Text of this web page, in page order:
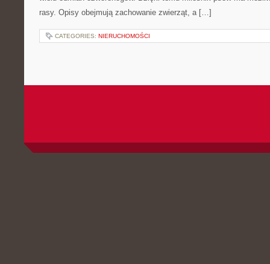
rasy. Opisy obejmują zachowanie zwierząt, a […]
CATEGORIES: NIERUCHOMOŚCI